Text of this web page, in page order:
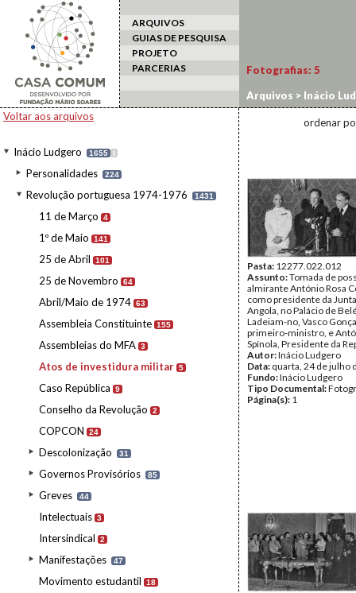
ARQUIVOS
GUIAS DE PESQUISA
PROJETO
PARCERIAS
Voltar aos arquivos
Inácio Ludgero 1655 I
Personalidades 224
Revolução portuguesa 1974-1976 1431
11 de Março 4
1º de Maio 141
25 de Abril 101
25 de Novembro 64
Abril/Maio de 1974 63
Assembleia Constituinte 155
Assembleias do MFA 3
Atos de investidura militar 5
Caso República 9
Conselho da Revolução 2
COPCON 24
Descolonização 31
Governos Provisórios 85
Greves 44
Intelectuais 3
Intersindical 2
Manifestações 47
Movimento estudantil 18
Fotografias: 5
Arquivos > Inácio
ordenar
Pasta: 12277.022.012
Assunto:Tomada de
almirante António Rosa
como presidente da
Angola, no Palácio de
Ladeiam-no, Vasco
primeiro-ministro, e
Spínola, Presidente da
Autor:Inácio Ludgero
Data: quarta, 24 de julho
Fundo:Inácio Ludgero
Tipo Documental:
Página(s): 1